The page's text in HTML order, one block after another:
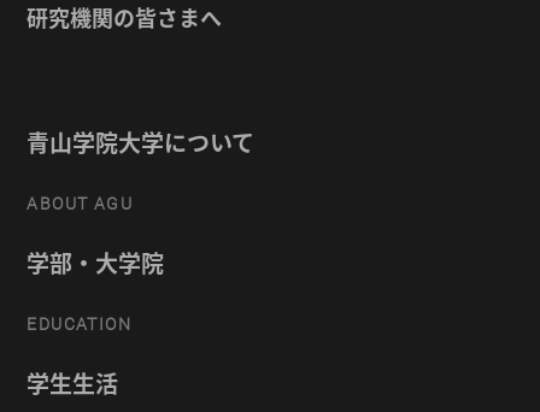
研究機関の皆さまへ
青山学院大学について
ABOUT AGU
学部・大学院
EDUCATION
学生生活